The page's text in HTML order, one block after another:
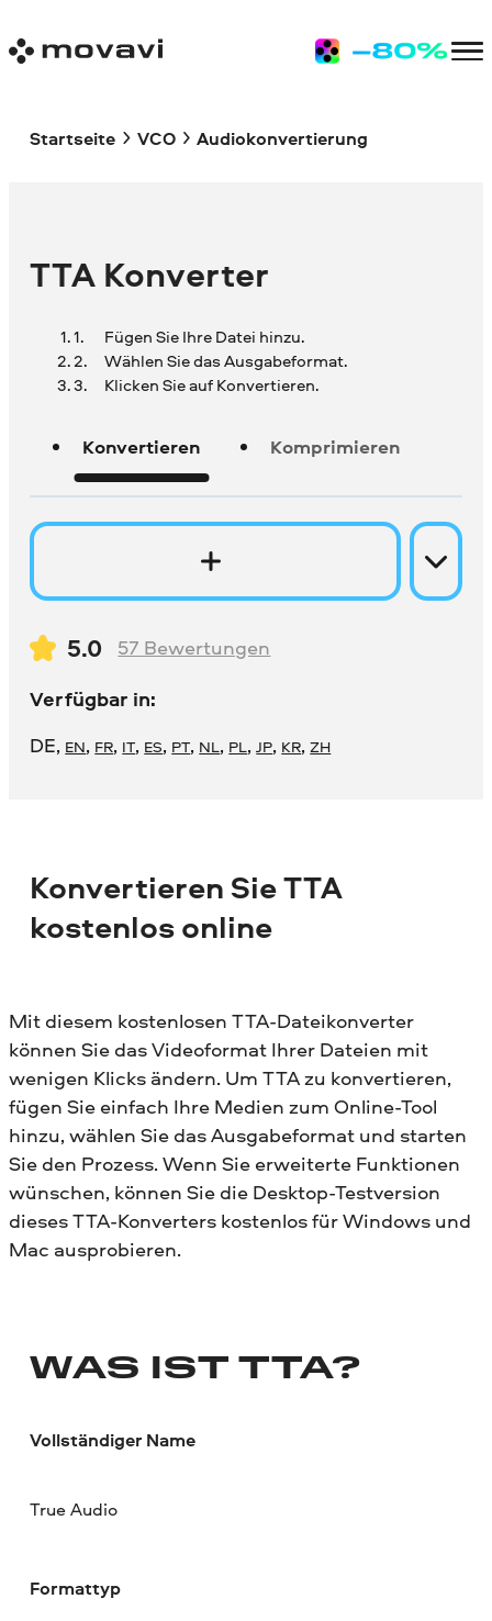
Startseite VCO Audiokonvertierung
TTA Konverter
Fügen Sie Ihre Datei hinzu.
Wählen Sie das Ausgabeformat.
Klicken Sie auf Konvertieren.
Konvertieren Komprimieren
5.0 57 Bewertungen
Verfügbar in:
DE, EN, FR, IT, ES, PT, NL, PL,JP, KR,ZH
Konvertieren Sie TTA
kostenlos online
Mit diesem kostenlosen TTA-Dateikonverter
können Sie das Videoformat Ihrer Dateien mit
wenigen Klicks ändern. Um TTA zu konvertieren,
fügen Sie einfach Ihre Medien zum Online-Tool
hinzu, wählen Sie das Ausgabeformat und starten
Sie den Prozess. Wenn Sie erweiterte Funktionen
wünschen, können Sie die Desktop-Testversion
dieses TTA-Konverters kostenlos für Windows und
Mac ausprobieren.
WAS IST TTA?
Vollständiger Name
True Audio
Formattyp